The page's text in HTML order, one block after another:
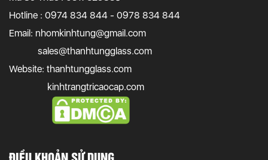
Hotline : 0974 834 844 - 0978 834 844
Email: nhomkinhtung@gmail.com
sales@thanhtungglass.com
Website: thanhtungglass.com
kinhtrangtricaocap.com
ĐIỀU KHOẢN SỬ DỤNG